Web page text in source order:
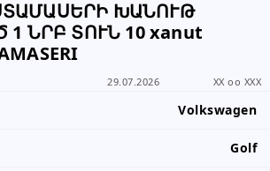
ԽԱՆՈՒԹ
ՆՐԲ ՏՈՒՆ 10 xanut
29.07.2026 XX oo XXX
Volkswagen
Golf
информацию от
www.RALLY.am